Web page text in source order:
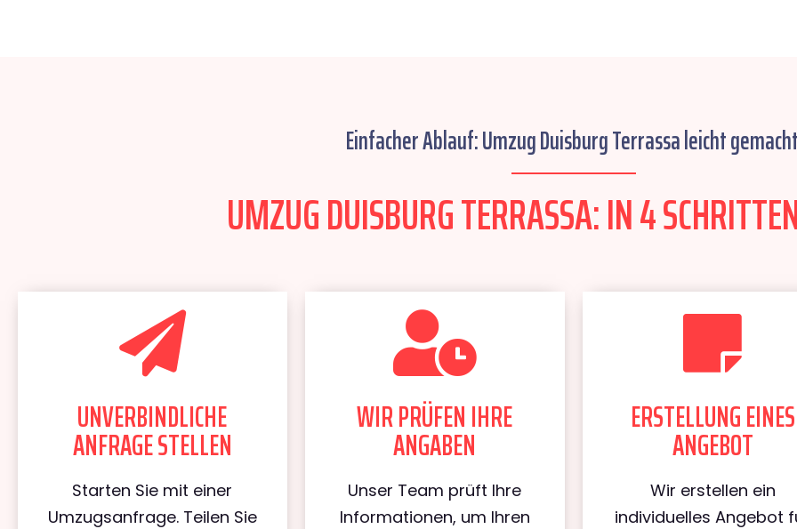
Einfacher Ablauf: Umzug Duisburg Terrassa leicht
UMZUG DUISBURG TERRASSA: IN 4
UNVERBINDLICHE
ANFRAGE STELLEN
Starten Sie mit einer
Umzugsanfrage. Teilen Sie
WIR PRÜFEN IHRE
ANGABEN
Unser Team prüft Ihre
Informationen, um Ihren
ERSTELLUNG EINES
ANGEBOT
Wir erstellen ein
individuelles Angebot